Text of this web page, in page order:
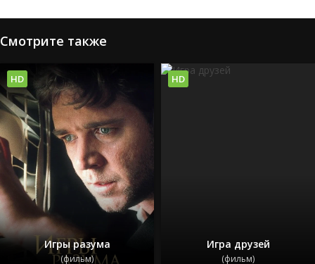
Смотрите также
Игры разума
(фильм)
HD
Игра друзей
(фильм)
HD